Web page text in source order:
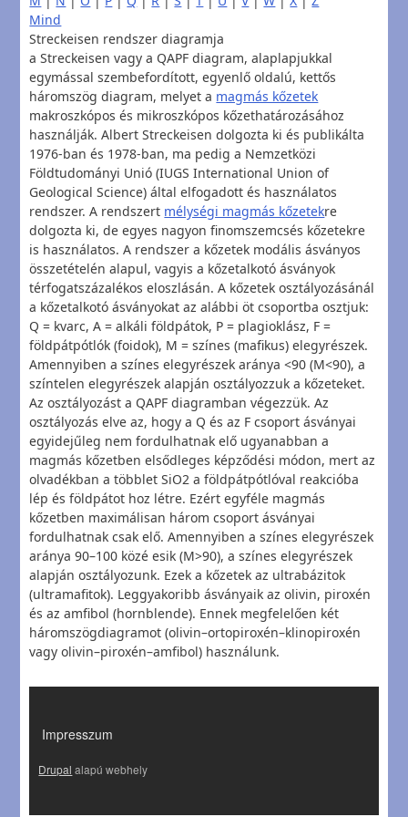
Mind
Streckeisen rendszer diagramja
a Streckeisen vagy a QAPF diagram, alaplapjukkal
egymással szembefordított, egyenlő oldalú, kettős
háromszög diagram, melyet a magmás kőzetek
makroszkópos és mikroszkópos kőzethatározásához
használják. Albert Streckeisen dolgozta ki és publikálta
1976-ban és 1978-ban, ma pedig a Nemzetközi
Földtudományi Unió (IUGS International Union of
Geological Science) által elfogadott és használatos
rendszer. A rendszert mélységi magmás kőzetekre
dolgozta ki, de egyes nagyon finomszemcsés kőzetekre
is használatos. A rendszer a kőzetek modális ásványos
összetételén alapul, vagyis a kőzetalkotó ásványok
térfogatszázalékos eloszlásán. A kőzetek osztályozásánál
a kőzetalkotó ásványokat az alábbi öt csoportba osztjuk:
Q = kvarc, A = alkáli földpátok, P = plagioklász, F =
földpátpótlók (foidok), M = színes (mafikus) elegyrészek.
Amennyiben a színes elegyrészek aránya <90 (M<90), a
színtelen elegyrészek alapján osztályozzuk a kőzeteket.
Az osztályozást a QAPF diagramban végezzük. Az
osztályozás elve az, hogy a Q és az F csoport ásványai
egyidejűleg nem fordulhatnak elő ugyanabban a
magmás kőzetben elsődleges képződési módon, mert az
olvadékban a többlet SiO2 a földpátpótlóval reakcióba
lép és földpátot hoz létre. Ezért egyféle magmás
kőzetben maximálisan három csoport ásványai
fordulhatnak csak elő. Amennyiben a színes elegyrészek
aránya 90–100 közé esik (M>90), a színes elegyrészek
alapján osztályozunk. Ezek a kőzetek az ultrabázitok
(ultramafitok). Leggyakoribb ásványaik az olivin, piroxén
és az amfibol (hornblende). Ennek megfelelően két
háromszögdiagramot (olivin–ortopiroxén–klinopiroxén
vagy olivin–piroxén–amfibol) használunk.
Impresszum
Drupal alapú webhely